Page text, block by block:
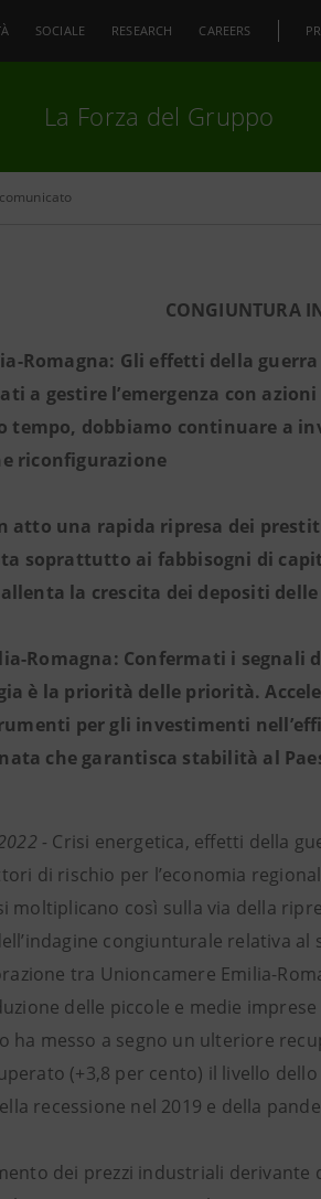
SOCIALE RESEARCH CAREERS
La Forza del Gruppo
CONGIUNTURA
Romagna: Gli effetti della
a gestire l’emergenza con
tempo, dobbiamo continuare a
riconfigurazione
atto una rapida ripresa dei
soprattutto ai fabbisogni di
la crescita dei depositi
Romagna: Confermati i
è la priorità delle priorità.
per gli investimenti
che garantisca stabilità al
- Crisi energetica, effetti della
di rischio per l’economia
moltiplicano così sulla via della
congiunturale relativa
tra Unioncamere Emilia-
delle piccole e medie
ha messo a segno un ulteriore
(+3,8 per cento) il livello
recessione nel 2019 e della
dei prezzi industriali